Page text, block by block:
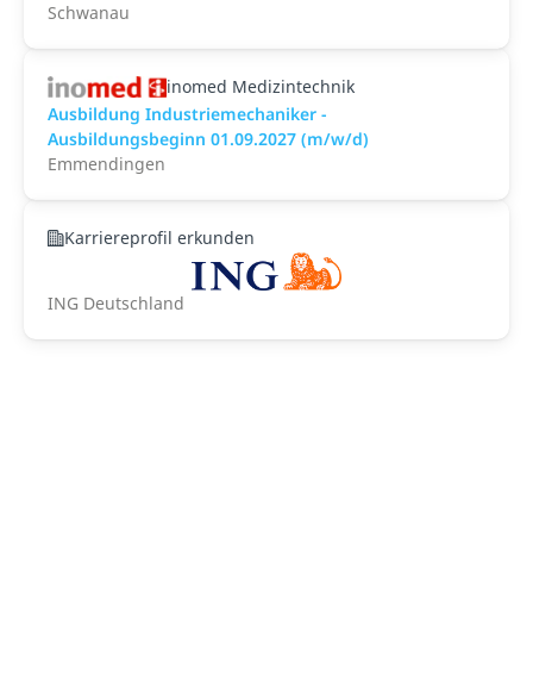
Schwanau
inomed Medizintechnik
Ausbildung Industriemechaniker -
Ausbildungsbeginn 01.09.2027 (m/w/d)
Emmendingen
Karriereprofil erkunden
ING Deutschland